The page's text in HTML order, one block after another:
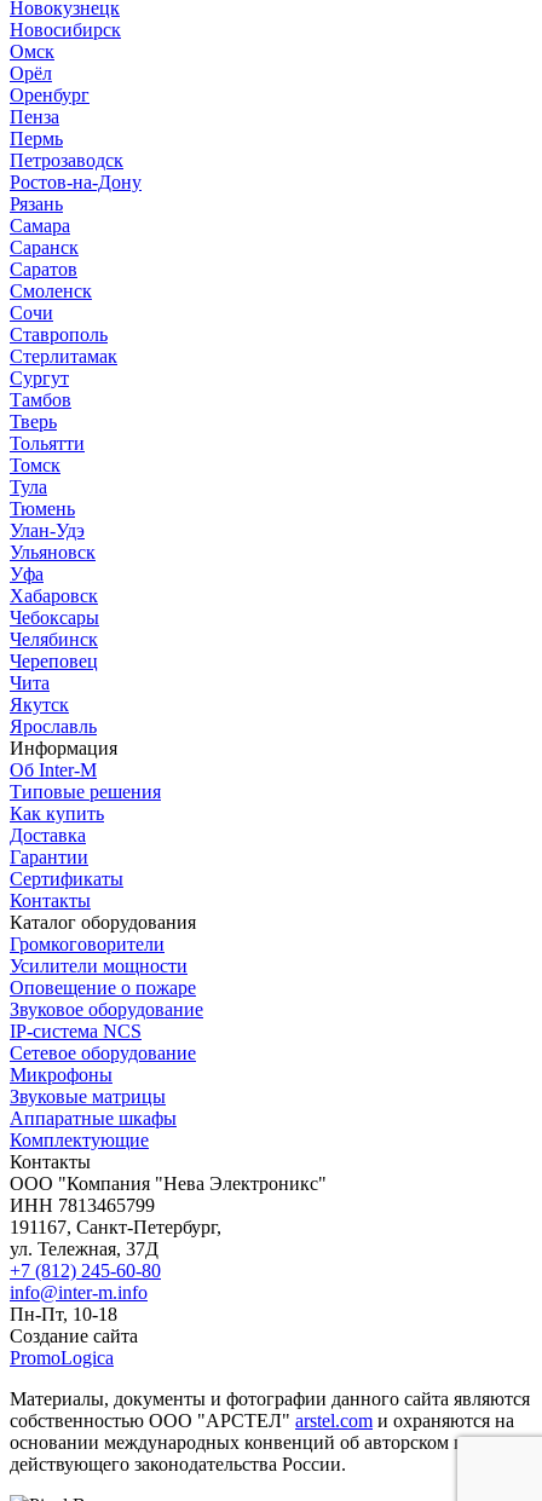
Новокузнецк
Новосибирск
Омск
Орёл
Оренбург
Пенза
Пермь
Петрозаводск
Ростов-на-Дону
Рязань
Самара
Саранск
Саратов
Смоленск
Сочи
Ставрополь
Стерлитамак
Сургут
Тамбов
Тверь
Тольятти
Томск
Тула
Тюмень
Улан-Удэ
Ульяновск
Уфа
Хабаровск
Чебоксары
Челябинск
Череповец
Чита
Якутск
Ярославль
Информация
Об Inter-M
Типовые решения
Как купить
Доставка
Гарантии
Сертификаты
Контакты
Каталог оборудования
Громкоговорители
Усилители мощности
Оповещение о пожаре
Звуковое оборудование
IP-система NCS
Сетевое оборудование
Микрофоны
Звуковые матрицы
Аппаратные шкафы
Комплектующие
Контакты
OOO "Компания "Нева Электроникс"
ИНН 7813465799
191167, Санкт-Петербург,
ул. Тележная, 37Д
+7 (812) 245-60-80
info@inter-m.info
Пн-Пт, 10-18
Создание сайта
PromoLogica
Материалы, документы и фотографии данного сайта являются
собственностью ООО "АРСТЕЛ" arstel.com и охраняются на
основании международных конвенций об авторском праве и
действующего законодательства России.